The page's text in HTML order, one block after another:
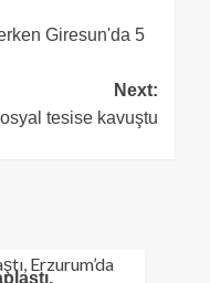
Giresun'da 5
Next:
tesise kavuştu